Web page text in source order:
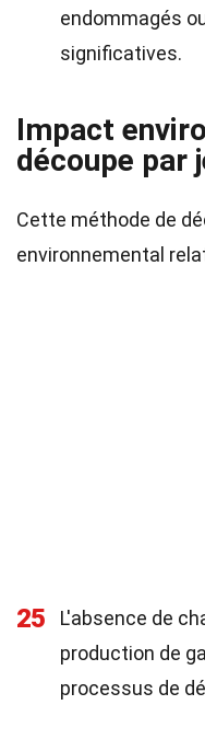
endommagés
significatives.
Impact
découpe par
Cette méthode de
environnemental
25
L'absence de
production de
processus de